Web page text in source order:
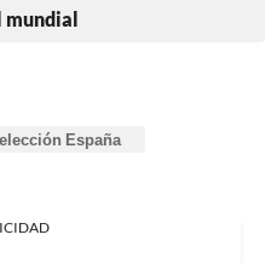
mundial
España